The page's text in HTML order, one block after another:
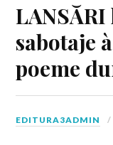
LANSĂRI
sabotaje
poeme
EDITURA3ADMIN